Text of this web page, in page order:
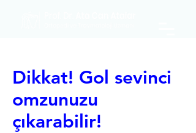
Dikkat! Gol sevinci
omzunuzu
çıkarabilir!